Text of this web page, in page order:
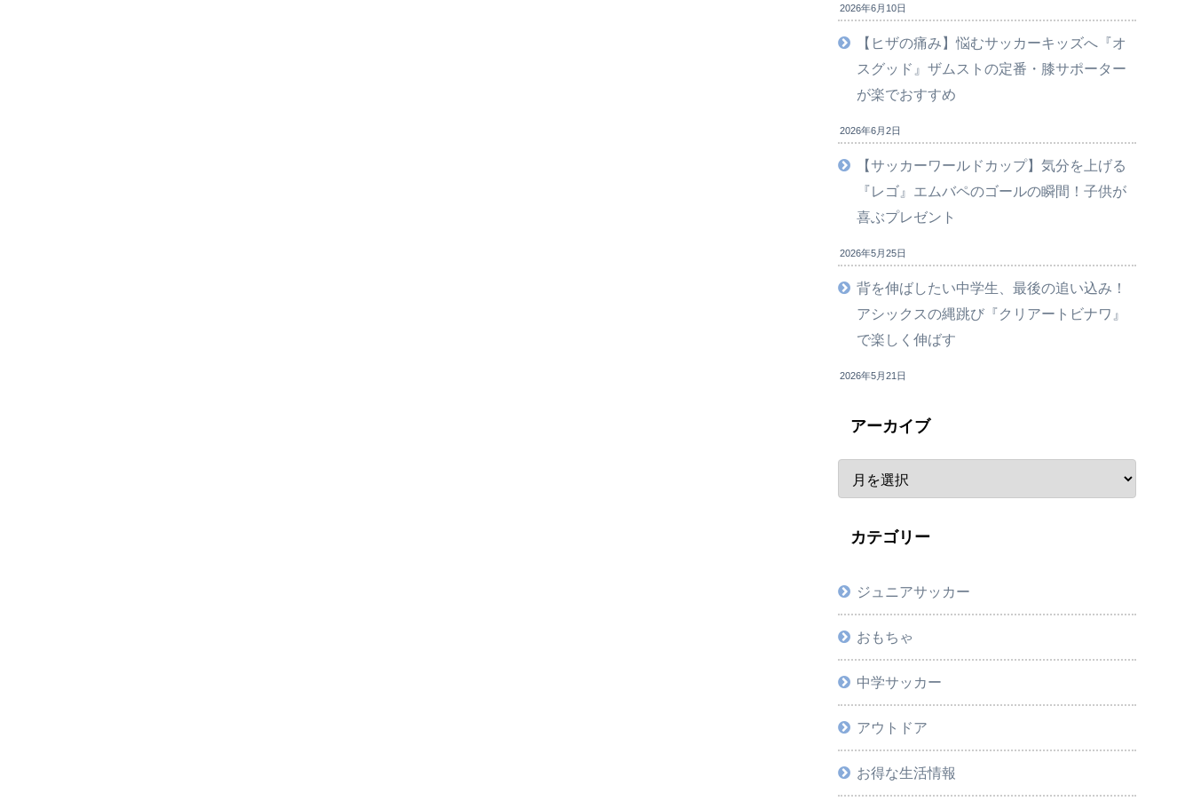
2026年6月10日
【ヒザの痛み】悩むサッカーキッズへ『オ
スグッド』ザムストの定番・膝サポーター
が楽でおすすめ
2026年6月2日
【サッカーワールドカップ】気分を上げる
『レゴ』エムバペのゴールの瞬間！子供が
喜ぶプレゼント
2026年5月25日
背を伸ばしたい中学生、最後の追い込み！
アシックスの縄跳び『クリアートビナワ』
で楽しく伸ばす
2026年5月21日
アーカイブ
カテゴリー
ジュニアサッカー
おもちゃ
中学サッカー
アウトドア
お得な生活情報